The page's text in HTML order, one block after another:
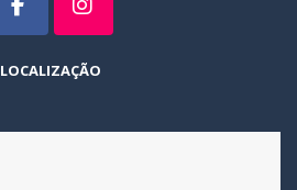
LOCALIZAÇÃO